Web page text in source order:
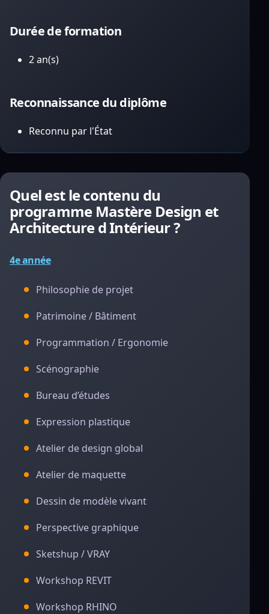
Durée de formation
2 an(s)
Reconnaissance du diplôme
Reconnu par l'État
Quel est le contenu du
programme Mastère Design et
Architecture d Intérieur ?
4e année
Philosophie de projet
Patrimoine / Bâtiment
Programmation / Ergonomie
Scénographie
Bureau d’études
Expression plastique
Atelier de design global
Atelier de maquette
Dessin de modèle vivant
Perspective graphique
Sketshup / VRAY
Workshop REVIT
Workshop RHINO